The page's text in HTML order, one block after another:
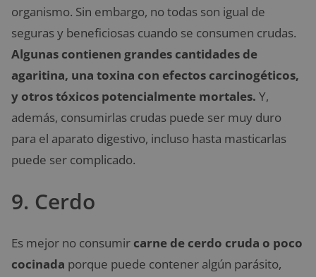
organismo. Sin embargo, no todas son igual de
seguras y beneficiosas cuando se consumen crudas.
Algunas contienen grandes cantidades de
agaritina, una toxina con efectos carcinogéticos,
y otros tóxicos potencialmente mortales. Y,
además, consumirlas crudas puede ser muy duro
para el aparato digestivo, incluso hasta masticarlas
puede ser complicado.
9. Cerdo
Es mejor no consumir carne de cerdo cruda o poco
cocinada porque puede contener algún parásito,